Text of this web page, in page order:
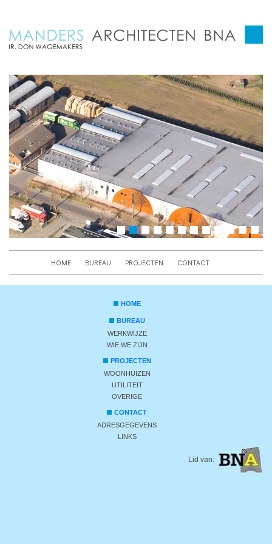
HOME BUREAU PROJECTEN CONTACT
HOME
BUREAU
WERKWIJZE
WIE WE ZIJN
PROJECTEN
WOONHUIZEN
UTILITEIT
OVERIGE
CONTACT
ADRESGEGEVENS
LINKS
Lid van: